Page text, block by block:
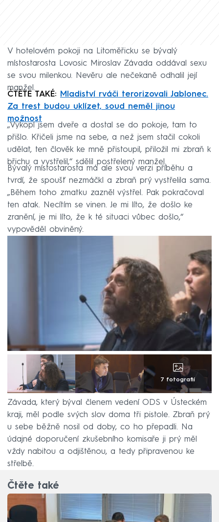
V hotelovém pokoji na Litoměřicku se bývalý
místostarosta Lovosic Miroslav Závada oddával sexu
se svou milenkou. Nevěru ale nečekaně odhalil její
manžel.
ČTĚTE TAKÉ:
Mladiství rváči terorizovali Jablonec.
Za trest budou uklízet, soud neměl jinou
možnost
„Vykopl jsem dveře a dostal se do pokoje, tam to
přišlo. Křičeli jsme na sebe, a než jsem stačil cokoli
udělat, ten člověk ke mně přistoupil, přiložil mi zbraň k
břichu a vystřelil,“ sdělil postřelený manžel.
Bývalý místostarosta má ale svou verzi příběhu a
tvrdí, že spoušť nezmáčkl a zbraň prý vystřelila sama.
„Během toho zmatku zazněl výstřel. Pak pokračoval
ten atak. Necítím se vinen. Je mi líto, že došlo ke
zranění, je mi líto, že k té situaci vůbec došlo,“
vypověděl obviněný.
7 fotografií
Závada, který býval členem vedení ODS v Ústeckém
kraji, měl podle svých slov doma tři pistole. Zbraň prý
u sebe běžně nosil od doby, co ho přepadli. Na
údajné doporučení zkušebního komisaře ji prý měl
vždy nabitou a odjištěnou, a tedy připravenou ke
střelbě.
Čtěte také